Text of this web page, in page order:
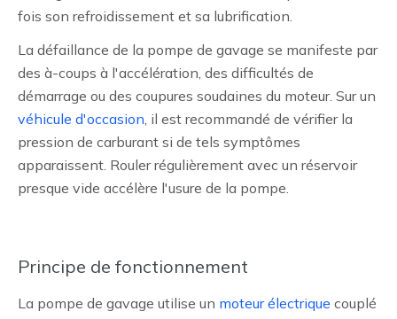
fois son refroidissement et sa lubrification.
La défaillance de la pompe de gavage se manifeste par
des à-coups à l'accélération, des difficultés de
démarrage ou des coupures soudaines du moteur. Sur un
véhicule d'occasion, il est recommandé de vérifier la
pression de carburant si de tels symptômes
apparaissent. Rouler régulièrement avec un réservoir
presque vide accélère l'usure de la pompe.
Principe de fonctionnement
La pompe de gavage utilise un moteur électrique couplé